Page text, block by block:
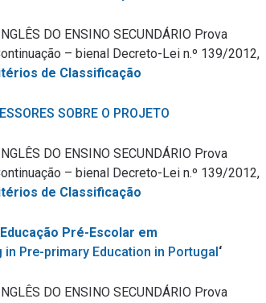
DO ENSINO SECUNDÁRIO Prova
– bienal Decreto-Lei n.º 139/2012,
de Classificação
SOBRE O PROJETO
DO ENSINO SECUNDÁRIO Prova
– bienal Decreto-Lei n.º 139/2012,
de Classificação
Pré-Escolar em
in Pre-primary Education in Portugal‘
DO ENSINO SECUNDÁRIO Prova